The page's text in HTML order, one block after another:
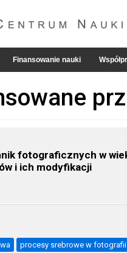
Finansowanie nauki
fotograficznych w
i ich modyfikacji
procesy srebrowe w fotografii